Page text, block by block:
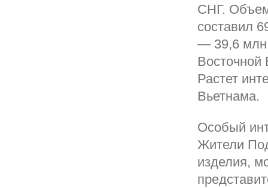
СНГ.
составил
— 39,6 млн.
Растет
Вьетнама.
Особый
Жители
изделия,